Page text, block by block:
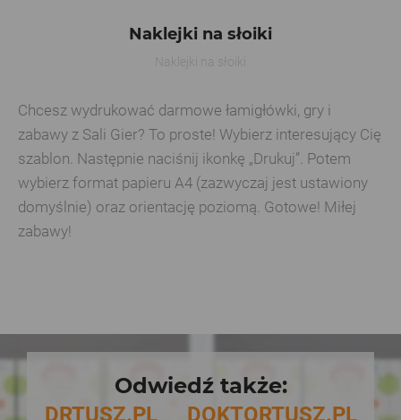
Naklejki na słoiki
Naklejki na słoiki
Chcesz wydrukować darmowe łamigłówki, gry i
zabawy z Sali Gier? To proste! Wybierz interesujący Cię
szablon. Następnie naciśnij ikonkę „Drukuj”. Potem
wybierz format papieru A4 (zazwyczaj jest ustawiony
domyślnie) oraz orientację poziomą. Gotowe! Miłej
zabawy!
Odwiedź także:
DRTUSZ.PL
DOKTORTUSZ.PL